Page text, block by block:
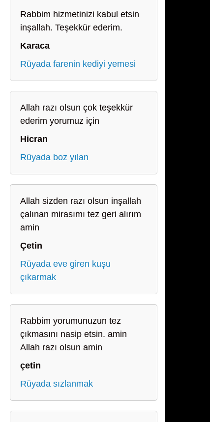
Rabbim hizmetinizi kabul etsin
inşallah. Teşekkür ederim.
Karaca
Rüyada farenin kediyi yemesi
Allah razı olsun çok teşekkür
ederim yorumuz için
Hicran
Rüyada boz yılan
Allah sizden razı olsun inşallah
çalınan mirasımı tez geri alırım
amin
Çetin
Rüyada eve giren kuşu
çıkarmak
Rabbim yorumunuzun tez
çıkmasını nasip etsin. amin
Allah razı olsun amin
çetin
Rüyada sızlanmak